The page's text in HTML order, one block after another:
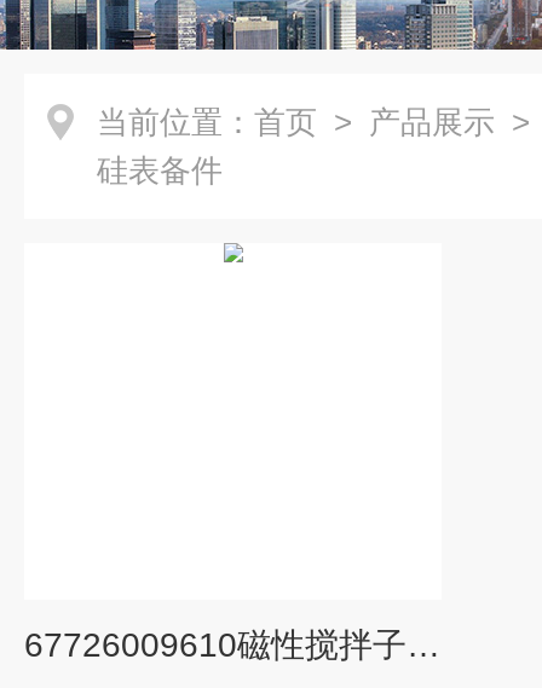
当前位置： 首页 > 产品展示
硅表备件
67726009610磁性搅拌子 搅拌器